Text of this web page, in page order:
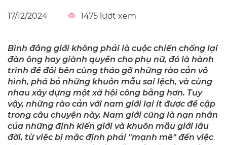
17/12/2024 1475 lượt xem
Bình đẳng giới không phải là cuộc chiến chống lại
đàn ông hay giành quyền cho phụ nữ, đó là hành
trình để đôi bên cùng tháo gỡ những rào cản vô
hình, phá bỏ những khuôn mẫu sai lệch, và cùng
nhau xây dựng một xã hội công bằng hơn. Tuy
vậy, những rào cản với nam giới lại ít được đề cập
trong câu chuyện này. Nam giới cũng là nạn nhân
của những định kiến giới và khuôn mẫu giới lâu
đời, từ việc bị mặc định phải "mạnh mẽ" đến việc